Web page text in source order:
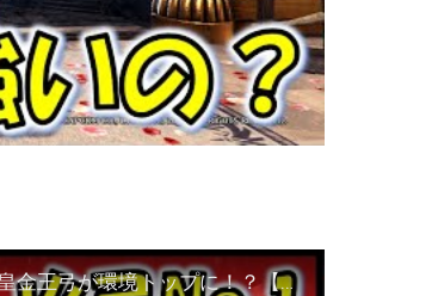
【MHW:IB】火弓No.1火力！覚醒火弓を超えた皇金王弓が環境トップに！？【モンスターハンターワールドアイスボーン】